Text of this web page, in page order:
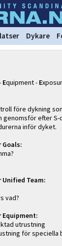
Dykare
Equipment - E
före dykning
genomsför efter
inför dyket.
Team:
vad?
utrustning
för speciella